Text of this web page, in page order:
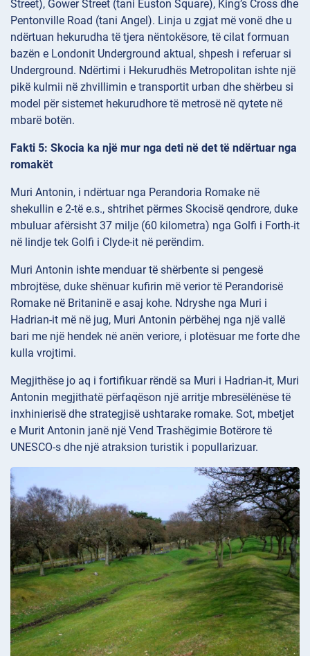
Street), Gower Street (tani Euston Square), King’s Cross dhe
Pentonville Road (tani Angel). Linja u zgjat më vonë dhe u
ndërtuan hekurudha të tjera nëntokësore, të cilat formuan
bazën e Londonit Underground aktual, shpesh i referuar si
Underground. Ndërtimi i Hekurudhës Metropolitan ishte një
pikë kulmii në zhvillimin e transportit urban dhe shërbeu si
model për sistemet hekurudhore të metrosë në qytete në
mbarë botën.
Fakti 5: Skocia ka një mur nga deti në det të ndërtuar nga
romakët
Muri Antonin, i ndërtuar nga Perandoria Romake në
shekullin e 2-të e.s., shtrihet përmes Skocisë qendrore, duke
mbuluar afërsisht 37 milje (60 kilometra) nga Golfi i Forth-it
në lindje tek Golfi i Clyde-it në perëndim.
Muri Antonin ishte menduar të shërbente si pengesë
mbrojtëse, duke shënuar kufirin më verior të Perandorisë
Romake në Britaninë e asaj kohe. Ndryshe nga Muri i
Hadrian-it më në jug, Muri Antonin përbëhej nga një vallë
bari me një hendek në anën veriore, i plotësuar me forte dhe
kulla vrojtimi.
Megjithëse jo aq i fortifikuar rëndë sa Muri i Hadrian-it, Muri
Antonin megjithatë përfaqëson një arritje mbresëlënëse të
inxhinierisë dhe strategjisë ushtarake romake. Sot, mbetjet
e Murit Antonin janë një Vend Trashëgimie Botërore të
UNESCO-s dhe një atraksion turistik i popullarizuar.